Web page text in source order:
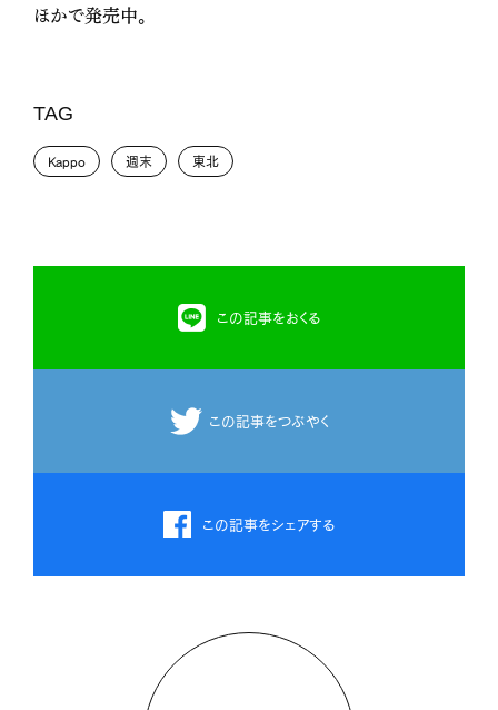
ほかで発売中。
TAG
Kappo 週末 東北
この記事をおくる
この記事をつぶやく
この記事をシェアする